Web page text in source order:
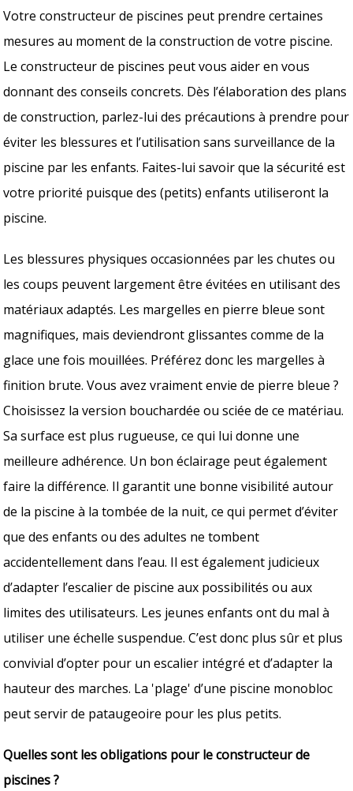
Votre constructeur de piscines peut prendre certaines
mesures au moment de la construction de votre piscine.
Le constructeur de piscines peut vous aider en vous
donnant des conseils concrets. Dès l’élaboration des plans
de construction, parlez-lui des précautions à prendre pour
éviter les blessures et l’utilisation sans surveillance de la
piscine par les enfants. Faites-lui savoir que la sécurité est
votre priorité puisque des (petits) enfants utiliseront la
piscine.
Les blessures physiques occasionnées par les chutes ou
les coups peuvent largement être évitées en utilisant des
matériaux adaptés. Les margelles en pierre bleue sont
magnifiques, mais deviendront glissantes comme de la
glace une fois mouillées. Préférez donc les margelles à
finition brute. Vous avez vraiment envie de pierre bleue ?
Choisissez la version bouchardée ou sciée de ce matériau.
Sa surface est plus rugueuse, ce qui lui donne une
meilleure adhérence. Un bon éclairage peut également
faire la différence. Il garantit une bonne visibilité autour
de la piscine à la tombée de la nuit, ce qui permet d’éviter
que des enfants ou des adultes ne tombent
accidentellement dans l’eau. Il est également judicieux
d’adapter l’escalier de piscine aux possibilités ou aux
limites des utilisateurs. Les jeunes enfants ont du mal à
utiliser une échelle suspendue. C’est donc plus sûr et plus
convivial d’opter pour un escalier intégré et d’adapter la
hauteur des marches. La 'plage' d’une piscine monobloc
peut servir de pataugeoire pour les plus petits.
Quelles sont les obligations pour le constructeur de
piscines ?